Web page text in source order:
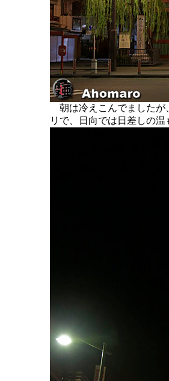
朝は冷えこんでましたが
リで、日向では日差しの